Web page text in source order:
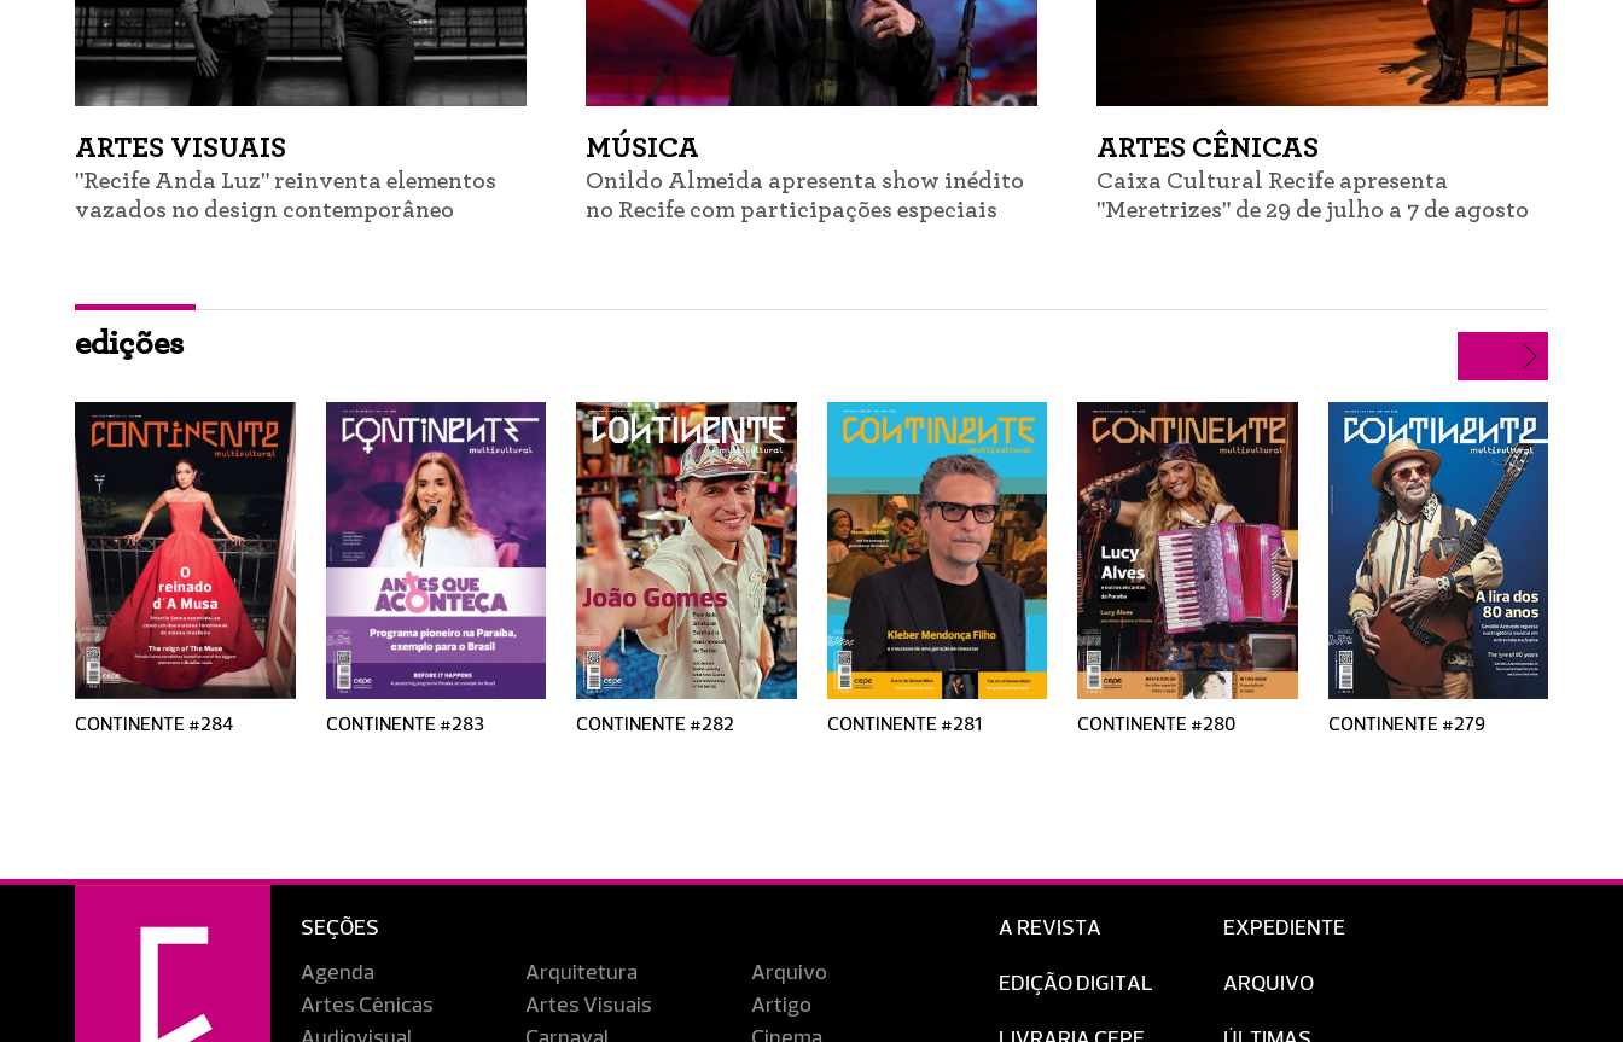
ARTES VISUAIS
"Recife Anda Luz" reinventa elementos
vazados no design contemporâneo
MÚSICA
Onildo Almeida apresenta show inédito
no Recife com participações especiais
ARTES CÊNICAS
Caixa Cultural Recife apresenta
"Meretrizes" de 29 de julho a 7 de agosto
edições
CONTINENTE #284 CONTINENTE #283 CONTINENTE #282 CONTINENTE #281 CONTINENTE #280 CONTINENTE #279
SEÇÕES
Agenda Arquitetura
Arquivo
Artes Cênicas
Artes Visuais
Artigo
A REVISTA
EDIÇÃO DIGITAL
EXPEDIENTE
ARQUIVO